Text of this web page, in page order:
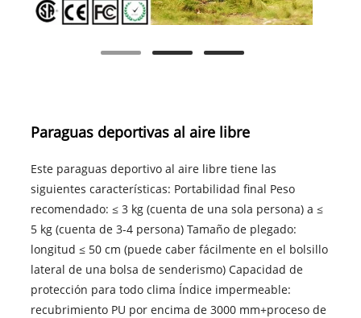
Paraguas deportivas al aire libre
Este paraguas deportivo al aire libre tiene las
siguientes características: Portabilidad final Peso
recomendado: ≤ 3 kg (cuenta de una sola persona) a ≤
5 kg (cuenta de 3-4 persona) Tamaño de plegado:
longitud ≤ 50 cm (puede caber fácilmente en el bolsillo
lateral de una bolsa de senderismo) Capacidad de
protección para todo clima Índice impermeable:
recubrimiento PU por encima de 3000 mm+proceso de